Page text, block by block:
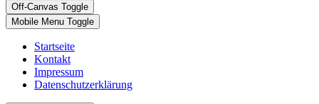
Off-Canvas Toggle
Mobile Menu Toggle
Startseite
Kontakt
Impressum
Datenschutzerklärung